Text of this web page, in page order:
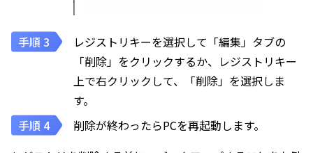
レジストリキーを選択して「編集」タブの
「削除」をクリックするか、レジストリキー
上で右クリックして、「削除」を選択しま
す。
削除が終わったらPCを再起動します。